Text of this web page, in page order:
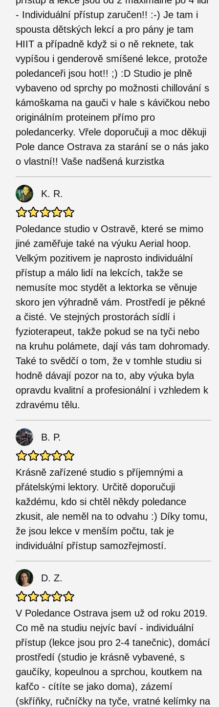
- Individuální přístup zaručen!! :-) Je tam i
spousta dětských lekcí a pro pány je tam
HIIT a případně když si o ně reknete, tak
vypíšou i genderově smíšené lekce, protože
poledanceři jsou hot!! ;) :D Studio je plně
vybaveno od sprchy po možnosti chillování s
kámoškama na gauči v hale s kávičkou nebo
originálním proteinem přímo pro
poledancerky. Vřele doporučuji a moc děkuji
Pole dance Ostrava za starání se o nás jako
o vlastní!! Vaše nadšená kurzistka
K. R.
Poledance studio v Ostravě, které se mimo
jiné zaměřuje také na výuku Aerial hoop.
Velkým pozitivem je naprosto individuální
přístup a málo lidí na lekcích, takže se
nemusíte moc stydět a lektorka se věnuje
skoro jen výhradně vám. Prostředí je pěkné
a čisté. Ve stejných prostorách sídlí i
fyzioterapeut, takže pokud se na tyči nebo
na kruhu polámete, dají vás tam dohromady.
Také to svědčí o tom, že v tomhle studiu si
hodně dávají pozor na to, aby výuka byla
opravdu kvalitní a profesionální i vzhledem k
zdravému tělu.
B. P.
Krásně zařízené studio s příjemnými a
přátelskými lektory. Určitě doporučuji
každému, kdo si chtěl někdy poledance
zkusit, ale neměl na to odvahu :) Díky tomu,
že jsou lekce v menším počtu, tak je
individuální přístup samozřejmostí.
D. Z.
V Poledance Ostrava jsem už od roku 2019.
Co mě na studiu nejvíc baví - individuální
přístup (lekce jsou pro 2-4 tanečnic), domácí
prostředí (studio je krásně vybavené, s
gaučíky, kopeulnou a sprchou, koutkem na
kafčo - cítíte se jako doma), zázemí
(skříňky, ručníčky na tyče, vratné kelímky na